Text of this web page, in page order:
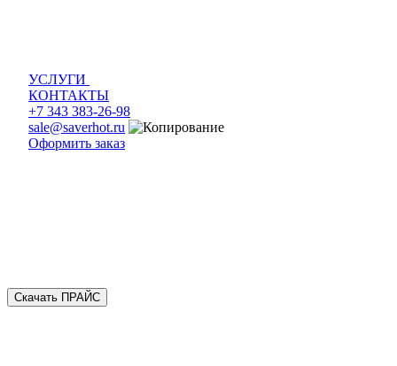
УСЛУГИ
КОНТАКТЫ
+7 343 383-26-98
sale@saverhot.ru
Оформить заказ
Скачать ПРАЙС